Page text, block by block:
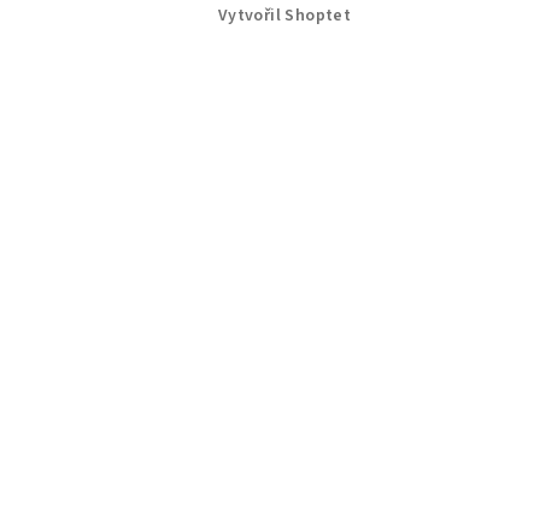
Vytvořil Shoptet